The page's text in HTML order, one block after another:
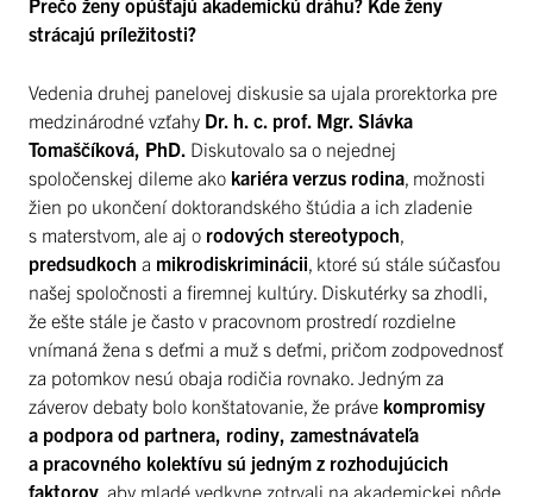
strácajú príležitosti?
Vedenia druhej panelovej diskusie sa ujala prorektorka pre
medzinárodné vzťahy Dr. h. c. prof. Mgr. Slávka
Tomaščíková, PhD. Diskutovalo sa o nejednej
spoločenskej dileme ako kariéra verzus rodina , možnosti
žien po ukončení doktorandského štúdia a ich zladenie
s materstvom, ale aj o rodových stereotypoch
predsudkoch a mikrodiskriminácii , ktoré sú stále súčasťou
našej spoločnosti a firemnej kultúry. Diskutérky sa zhodli,
že ešte stále je často v pracovnom prostredí rozdielne
vnímaná žena s deťmi a muž s deťmi, pričom zodpovednosť
za potomkov nesú obaja rodičia rovnako. Jedným za
záverov debaty bolo konštatovanie, že práve kompromisy
a podpora od partnera, rodiny, zamestnávateľa
a pracovného kolektívu sú jedným z rozhodujúcich
faktorov , aby mladé vedkyne zotrvali na akademickej pôde